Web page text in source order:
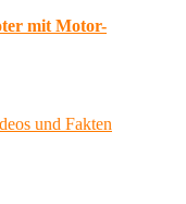
mit Motor-